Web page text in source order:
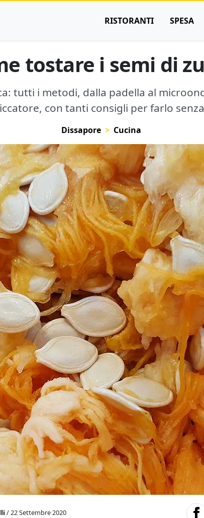
RISTORANTI SPESA
tostare i semi di
tutti i metodi, dalla padella al
con tanti consigli per farlo
Dissapore Cucina
/ 22 Settembre 2020